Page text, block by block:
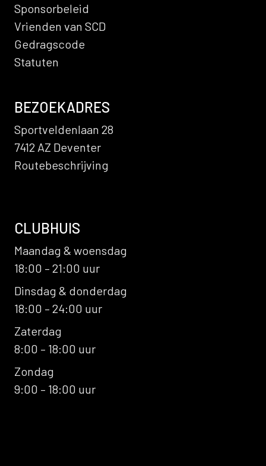
Sponsorbeleid
Vrienden van SCD
Gedragscode
Statuten
BEZOEKADRES
Sportveldenlaan 28
7412 AZ Deventer
Routebeschrijving
CLUBHUIS
Maandag & woensdag
18:00 – 21:00 uur
Dinsdag & donderdag
18:00 – 24:00 uur
Zaterdag
8:00 – 18:00 uur
Zondag
9:00 – 18:00 uur